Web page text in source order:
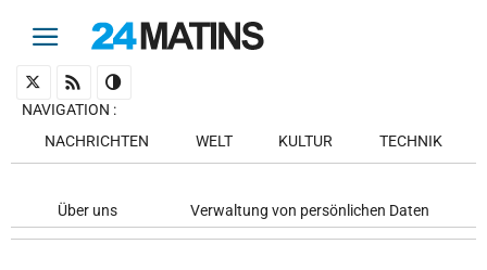
NAVIGATION :
NACHRICHTEN
WELT KULTUR TECHNIK
Über uns Verwaltung von persönlichen Daten